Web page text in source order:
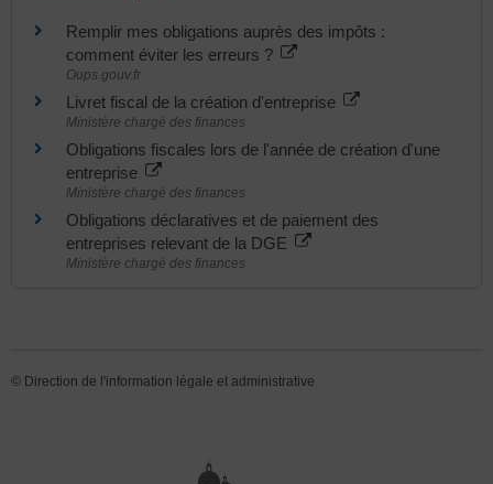
Remplir mes obligations auprès des impôts :
comment éviter les erreurs ?
Oups.gouv.fr
Livret fiscal de la création d'entreprise
Ministère chargé des finances
Obligations fiscales lors de l'année de création d'une
entreprise
Ministère chargé des finances
Obligations déclaratives et de paiement des
entreprises relevant de la DGE
Ministère chargé des finances
© Direction de l'information légale et administrative